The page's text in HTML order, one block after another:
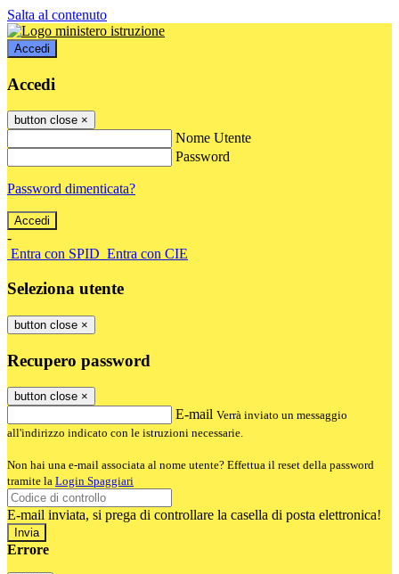
Salta al contenuto
Accedi
Accedi
button close ×
Nome Utente
Password
Password dimenticata?
-
Entra con SPID Entra con CIE
Seleziona utente
button close ×
Recupero password
button close ×
E-mail Verrà inviato un messaggio
all'indirizzo indicato con le istruzioni necessarie.
Non hai una e-mail associata al nome utente? Effettua il reset della password
tramite la Login Spaggiari
E-mail inviata, si prega di controllare la casella di posta elettronica!
Errore